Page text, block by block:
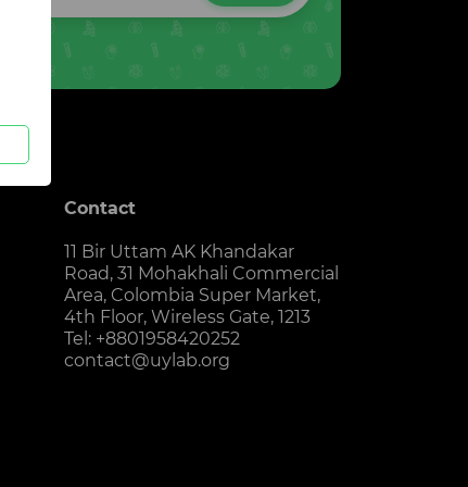
Contact
11 Bir Uttam AK Khandakar
Road, 31 Mohakhali Commercial
Area, Colombia Super Market,
4th Floor, Wireless Gate, 1213
Tel: +8801958420252
contact@uylab.org